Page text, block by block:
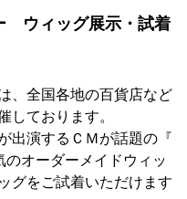
ウィッグ展示・試着
、全国各地の百貨店など
しております。
出演するＣＭが話題の『
オーダーメイドウィッ
グをご試着いただけます